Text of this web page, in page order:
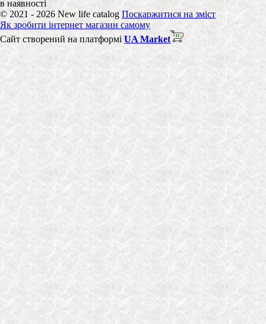
в наявності
© 2021 - 2026 New life catalog Поскаржитися на зміст
Як зробити інтернет магазин самому
Сайт створений на платформі UA Market